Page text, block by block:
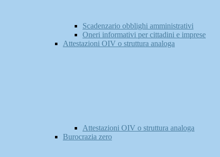
Scadenzario obblighi amministrativi
Oneri informativi per cittadini e imprese
Attestazioni OIV o struttura analoga
Attestazioni OIV o struttura analoga
Burocrazia zero